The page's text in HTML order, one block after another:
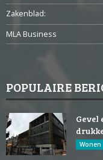
Zakenblad:
MLA Business
POPULAIRE
Gevel
Wonen